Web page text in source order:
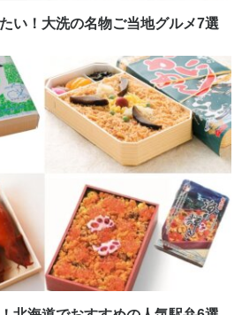
い！大洗の名物ご当地グルメ7選